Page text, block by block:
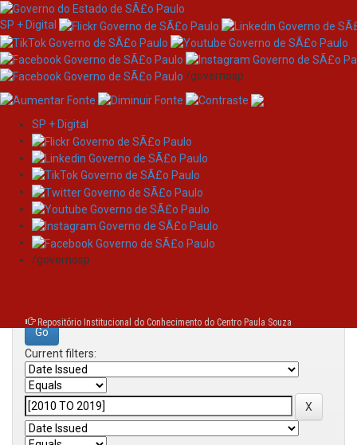
Skip
navigation
SP + Digital
/governosp
SP + Digital
/governosp
Repositório Institucional do Conhecimento do Centro Paula Souza
Search
Search:
Current filters: